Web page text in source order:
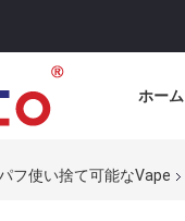
ホーム
フ使い捨て可能なVape